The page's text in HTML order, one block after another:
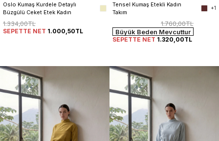
Oslo Kumaş Kurdele Detaylı
Büzgülü Ceket Etek Kadın
Takım
1.334,00TL
SEPETTE NET 1.000,50TL
Tensel Kumaş Etekli Kadın
Takım
+1
1.760,00TL
Büyük Beden Mevcuttur
SEPETTE NET 1.320,00TL